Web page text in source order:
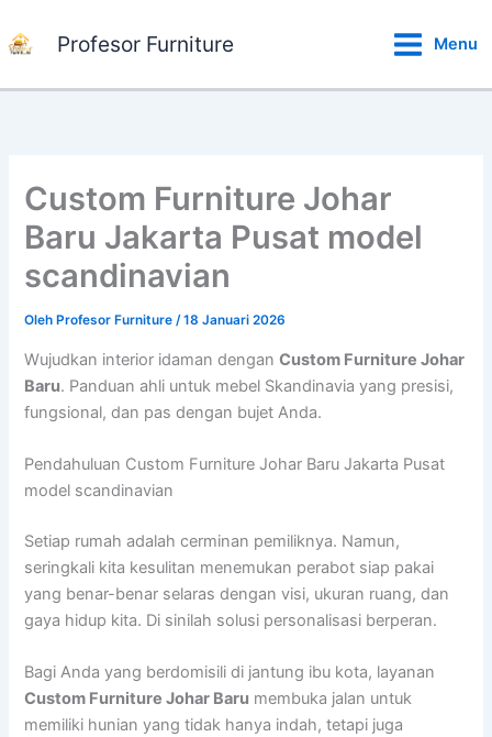
ke
Profesor Furniture Menu
Custom Furniture Johar
Baru Jakarta Pusat model
scandinavian
Oleh Profesor Furniture/18 Januari 2026
Wujudkan interior idaman denganCustom Furniture Johar
Baru. Panduan ahli untuk mebel Skandinavia yang presisi,
fungsional, dan pas dengan bujet Anda.
Pendahuluan Custom Furniture Johar Baru Jakarta Pusat
model scandinavian
Setiap rumah adalah cerminan pemiliknya. Namun,
seringkali kita kesulitan menemukan perabot siap pakai
yang benar-benar selaras dengan visi, ukuran ruang, dan
gaya hidup kita. Di sinilah solusi personalisasi berperan.
Bagi Anda yang berdomisili di jantung ibu kota, layanan
Custom Furniture Johar Baru membuka jalan untuk
memiliki hunian yang tidak hanya indah, tetapi juga